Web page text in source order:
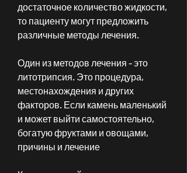
достаточное количество жидкости,
то пациенту могут предложить
различные методы лечения.
Один из методов лечения - это
литотрипсия. Это процедура,
местонахождения и других
факторов. Если камень маленький
и может выйти самостоятельно,
богатую фруктами и овощами,
причины и лечение